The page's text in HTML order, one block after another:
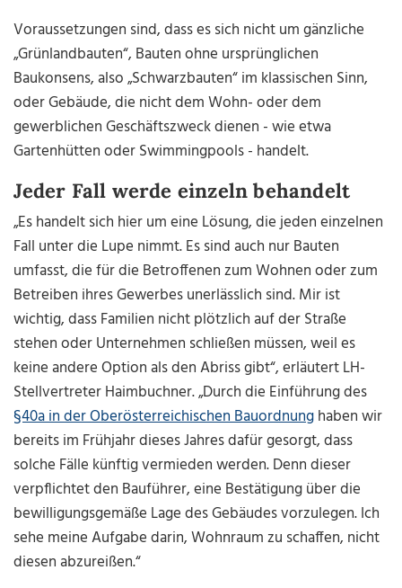
Voraussetzungen sind, dass es sich nicht um gänzliche
„Grünlandbauten“, Bauten ohne ursprünglichen
Baukonsens, also „Schwarzbauten“ im klassischen Sinn,
oder Gebäude, die nicht dem Wohn- oder dem
gewerblichen Geschäftszweck dienen - wie etwa
Gartenhütten oder Swimmingpools - handelt.
Jeder Fall werde einzeln behandelt
„Es handelt sich hier um eine Lösung, die jeden einzelnen
Fall unter die Lupe nimmt. Es sind auch nur Bauten
umfasst, die für die Betroffenen zum Wohnen oder zum
Betreiben ihres Gewerbes unerlässlich sind. Mir ist
wichtig, dass Familien nicht plötzlich auf der Straße
stehen oder Unternehmen schließen müssen, weil es
keine andere Option als den Abriss gibt“, erläutert LH-
Stellvertreter Haimbuchner. „Durch die Einführung des
§40a in der Oberösterreichischen Bauordnunghaben wir
bereits im Frühjahr dieses Jahres dafür gesorgt, dass
solche Fälle künftig vermieden werden. Denn dieser
verpflichtet den Bauführer, eine Bestätigung über die
bewilligungsgemäße Lage des Gebäudes vorzulegen. Ich
sehe meine Aufgabe darin, Wohnraum zu schaffen, nicht
diesen abzureißen.“